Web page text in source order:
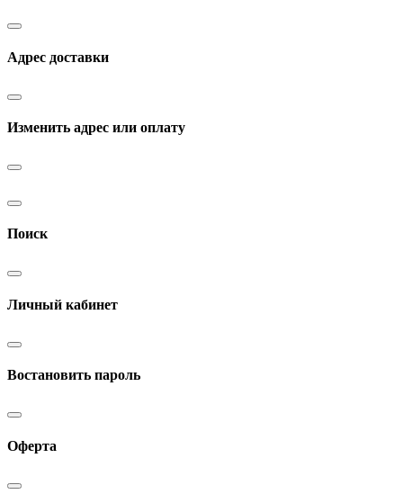
Адрес доставки
Изменить адрес или оплату
Поиск
Личный кабинет
Востановить пароль
Оферта